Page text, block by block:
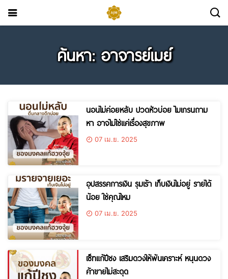
ค้นหา: อาจารย์เมย์
นอนไม่ค่อยหลับ ปวดหัวบ่อย ไมเกรนถาม
หา อาจไม่ใช่แค่เรื่องสุขภาพ
07 เม.ย. 2025
อุปสรรคการเงิน รุมเร้า เก็บเงินไม่อยู่ รายได้
น้อย ใช่คุณไหม
07 เม.ย. 2025
เซ็ทแก้ปีชง เสริมดวงให้พ้นเคราะห์ หนุนดวง
ค้าขายไม่สะดุด